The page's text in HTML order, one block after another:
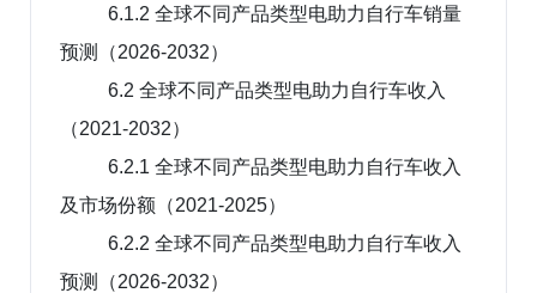
6.1.2 全球不同产品类型电助力自行车销量
预测（2026-2032）
6.2 全球不同产品类型电助力自行车收入
（2021-2032）
6.2.1 全球不同产品类型电助力自行车收入
及市场份额（2021-2025）
6.2.2 全球不同产品类型电助力自行车收入
预测（2026-2032）